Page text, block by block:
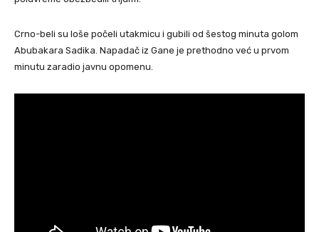
Crno-beli su loše počeli utakmicu i gubili od šestog minuta golom
Abubakara Sadika. Napadač iz Gane je prethodno već u prvom
minutu zaradio javnu opomenu.